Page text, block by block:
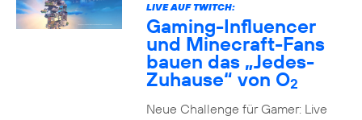
LIVE AUF TWITCH:
Gaming-Influencer
und Minecraft-Fans
bauen das „Jedes-
Zuhause“ von O2
Neue Challenge für Gamer: Live